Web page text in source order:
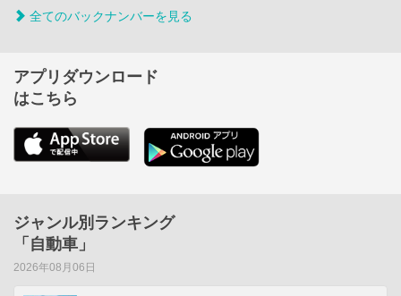
全てのバックナンバーを見る
アプリダウンロード
はこちら
ジャンル別ランキング
「自動車」
2026年08月06日